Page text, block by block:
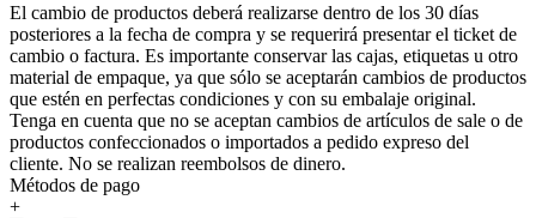
El cambio de productos deberá realizarse dentro de los 30 días
posteriores a la fecha de compra y se requerirá presentar el ticket de
cambio o factura. Es importante conservar las cajas, etiquetas u otro
material de empaque, ya que sólo se aceptarán cambios de productos
que estén en perfectas condiciones y con su embalaje original.
Tenga en cuenta que no se aceptan cambios de artículos de sale o de
productos confeccionados o importados a pedido expreso del
cliente. No se realizan reembolsos de dinero.
Métodos de pago
+